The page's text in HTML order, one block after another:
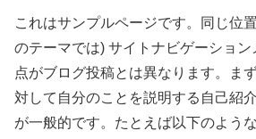
これはサンプルページです。同じ位
のテーマでは) サイトナビゲーション
点がブログ投稿とは異なります。ま
対して自分のことを説明する自己紹
が一般的です。たとえば以下のよう